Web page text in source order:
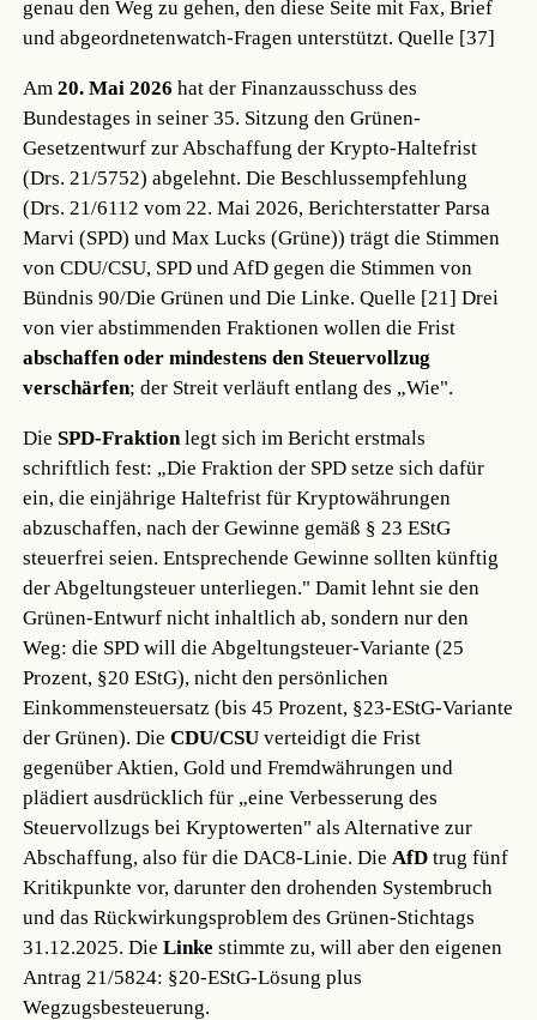
genau den Weg zu gehen, den diese Seite mit Fax, Brief
und abgeordnetenwatch-Fragen unterstützt.Quelle [37]
Am20. Mai 2026 hat der Finanzausschuss des
Bundestages in seiner 35. Sitzung den Grünen-
Gesetzentwurf zur Abschaffung der Krypto-Haltefrist
(Drs. 21/5752) abgelehnt. Die Beschlussempfehlung
(Drs. 21/6112 vom 22. Mai 2026, Berichterstatter Parsa
Marvi (SPD) und Max Lucks (Grüne)) trägt die Stimmen
von CDU/CSU, SPD und AfD gegen die Stimmen von
Bündnis 90/Die Grünen und Die Linke.Quelle [21] Drei
von vier abstimmenden Fraktionen wollen die Frist
abschaffen oder mindestens den Steuervollzug
verschärfen; der Streit verläuft entlang des „Wie".
DieSPD-Fraktion legt sich im Bericht erstmals
schriftlich fest: „Die Fraktion der SPD setze sich dafür
ein, die einjährige Haltefrist für Kryptowährungen
abzuschaffen, nach der Gewinne gemäß § 23 EStG
steuerfrei seien. Entsprechende Gewinne sollten künftig
der Abgeltungsteuer unterliegen." Damit lehnt sie den
Grünen-Entwurf nicht inhaltlich ab, sondern nur den
Weg: die SPD will die Abgeltungsteuer-Variante (25
Prozent, §20 EStG), nicht den persönlichen
Einkommensteuersatz (bis 45 Prozent, §23-EStG-Variante
der Grünen). DieCDU/CSU verteidigt die Frist
gegenüber Aktien, Gold und Fremdwährungen und
plädiert ausdrücklich für „eine Verbesserung des
Steuervollzugs bei Kryptowerten" als Alternative zur
Abschaffung, also für die DAC8-Linie. Die AfD trug fünf
Kritikpunkte vor, darunter den drohenden Systembruch
und das Rückwirkungsproblem des Grünen-Stichtags
31.12.2025. DieLinke stimmte zu, will aber den eigenen
Antrag 21/5824: §20-EStG-Lösung plus
Wegzugsbesteuerung.